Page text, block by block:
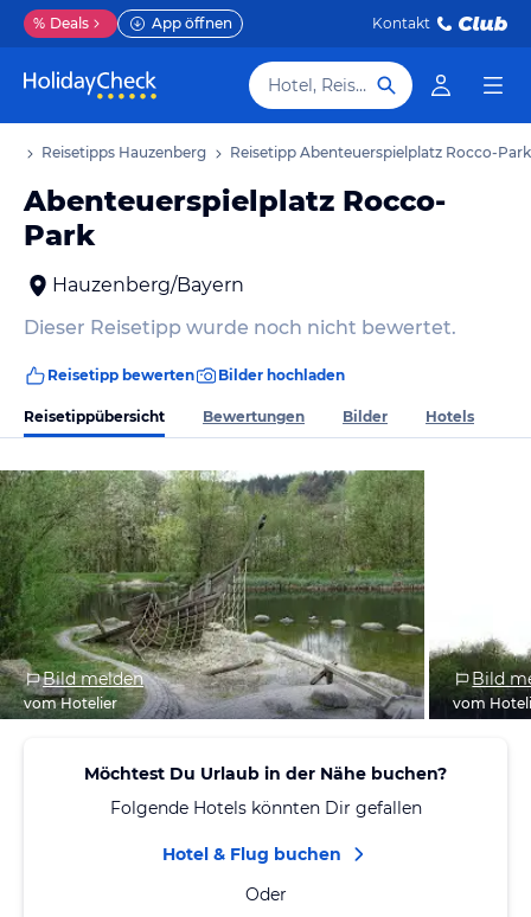
% Deals App öffnen Kontakt
Hotel, Reiseziel
Reisetipps Hauzenberg Reisetipp Abenteuerspielplatz Rocco-Park
Abenteuerspielplatz Rocco-
Park
Hauzenberg/Bayern
Dieser Reisetipp wurde noch nicht bewertet.
Reisetipp bewerten Bilder hochladen
Reisetippübersicht Bewertungen Bilder Hotels
Bild melden
vom Hotelier
Bild
vom
Möchtest Du Urlaub in der Nähe buchen?
Folgende Hotels könnten Dir gefallen
Hotel & Flug buchen
Oder